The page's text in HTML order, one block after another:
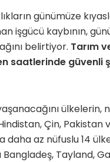
günümüze
işgücü kaybının,
belirtiyor. Tarım
saatlerinde
Çin, Pakistan
daha az nüfuslu 14
Tayland,